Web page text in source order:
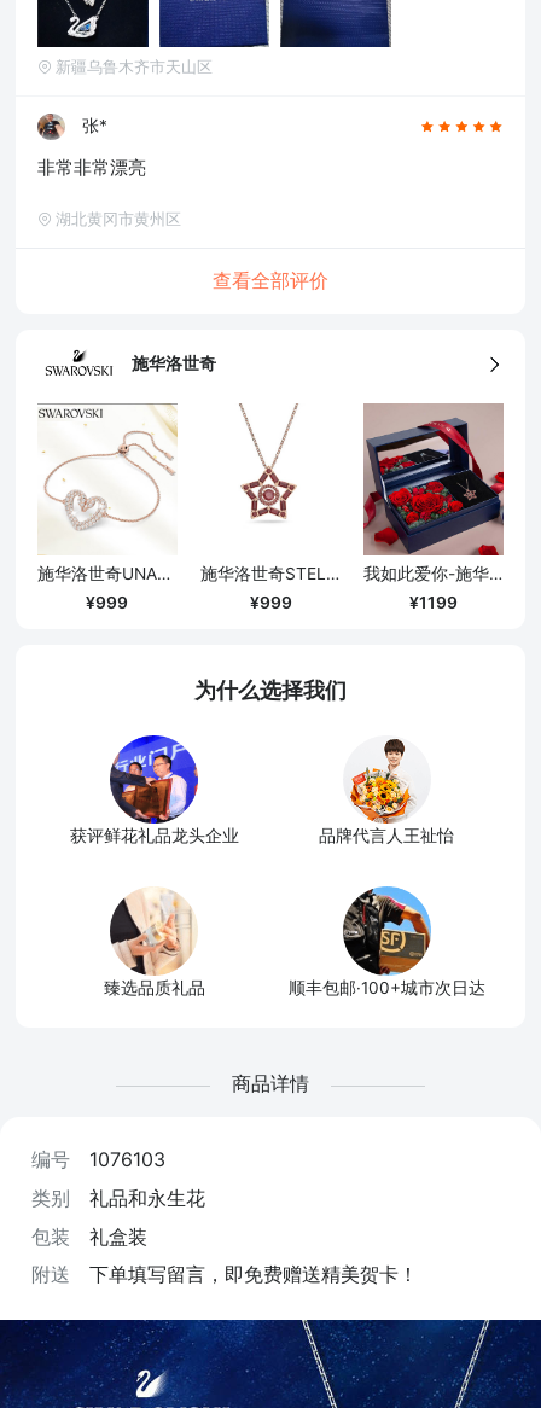
新疆乌鲁木齐市天山区
张*
非常非常漂亮
湖北黄冈市黄州区
查看全部评价
施华洛世奇
施华洛世奇UNA爱心天鹅手链/镀玫瑰金色
999
施华洛世奇STELLA许愿星项链/红色
999
我如此爱你-施华洛世奇红色许愿星项链永生花礼盒
1199
为什么选择我们
获评鲜花礼品龙头企业 品牌代言人王祉怡
臻选品质礼品 顺丰包邮·100+城市次日达
商品详情
编号
1076103
类别
礼品和永生花
包装
礼盒装
附送
下单填写留言，即免费赠送精美贺卡！